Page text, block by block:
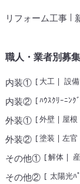
リフォーム工事|
職人・業者別募
内装①[ 大工| 設備
内装②[ﾊｳｽｸﾘｰﾆﾝｸﾞ
外装①[外壁| 屋根
外装②[塗装 | 左官
その他①[解体|
その他②[ 太陽光ﾊ